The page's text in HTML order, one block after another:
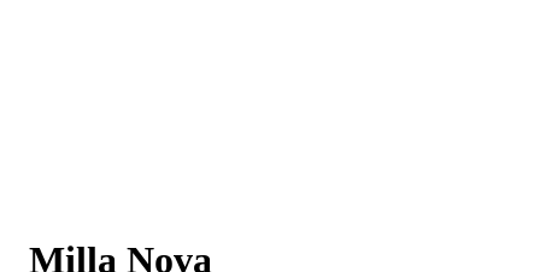
Milla Nova